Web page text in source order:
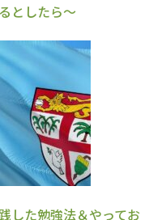
としたら～
した勉強法＆やってお